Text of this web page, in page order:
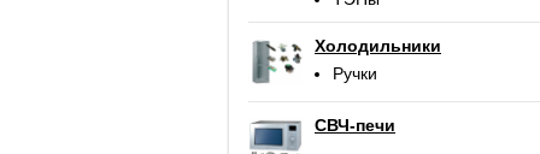
Холодильники
Ручки
СВЧ-печи